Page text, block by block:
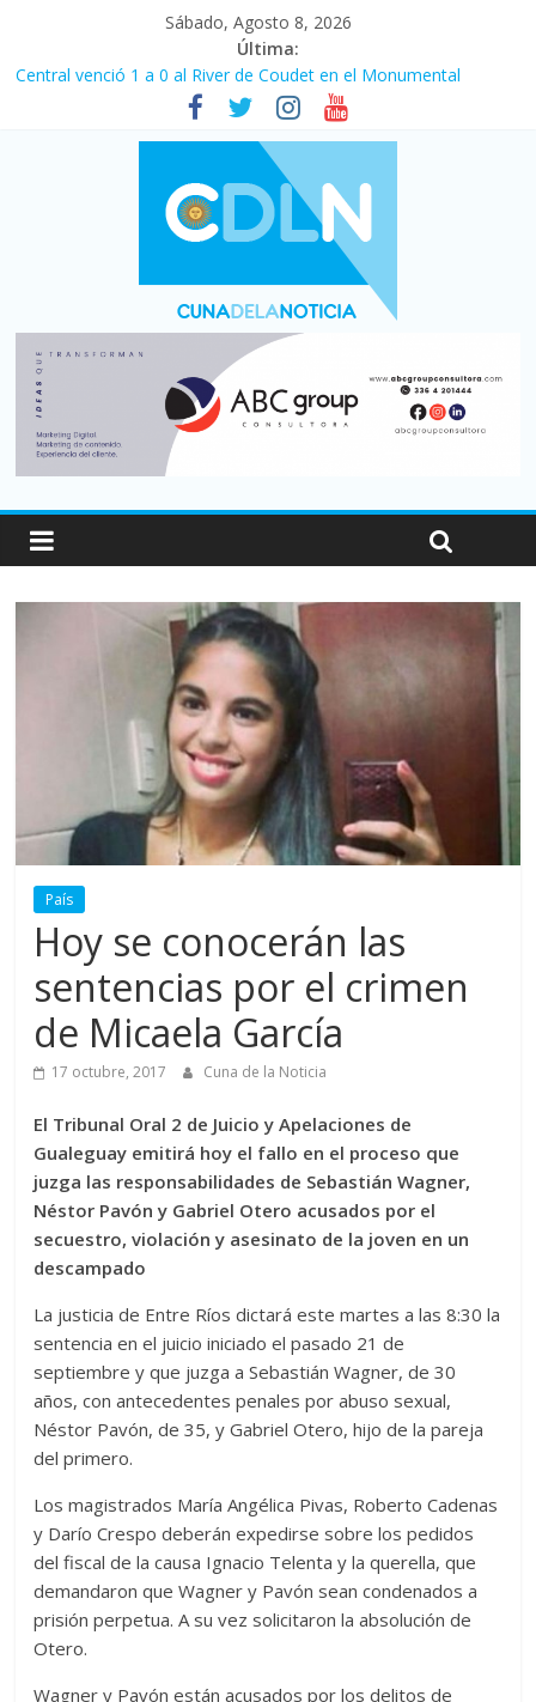
Sábado, Agosto 8, 2026
Última:
Central venció 1 a 0 al River de Coudet en el Monumental
La morosidad alcanzó su nivel más alto en dos décadas y ya
afecta a 400 mil deudores en Santa Fe
Desde que asumió Milei cerraron 41.000 kioscos: el sector
denuncia crisis como en 2001
Vacaciones de invierno con más movimiento y consumo
turístico: 4,6 millones de personas viajaron por el país, un 5,9%
Fuerte caída de la venta de autos usados en julio: bajó un 12,6%
País
Hoy se conocerán las
sentencias por el crimen
de Micaela García
17 octubre, 2017 Cuna de la Noticia
El Tribunal Oral 2 de Juicio y Apelaciones de
Gualeguay emitirá hoy el fallo en el proceso que
juzga las responsabilidades de Sebastián Wagner,
Néstor Pavón y Gabriel Otero acusados por el
secuestro, violación y asesinato de la joven en un
descampado
La justicia de Entre Ríos dictará este martes a las 8:30 la
sentencia en el juicio iniciado el pasado 21 de
septiembre y que juzga a Sebastián Wagner, de 30
años, con antecedentes penales por abuso sexual,
Néstor Pavón, de 35, y Gabriel Otero, hijo de la pareja
del primero.
Los magistrados María Angélica Pivas, Roberto Cadenas
y Darío Crespo deberán expedirse sobre los pedidos
del fiscal de la causa Ignacio Telenta y la querella, que
demandaron que Wagner y Pavón sean condenados a
prisión perpetua. A su vez solicitaron la absolución de
Otero.
Wagner y Pavón están acusados por los delitos de